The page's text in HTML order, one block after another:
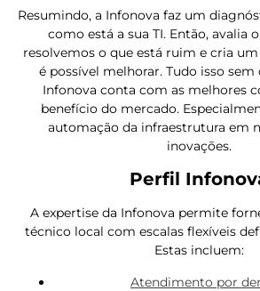
Resumindo, a Infonova faz um
como está a sua TI. Então, avalia
resolvemos o que está ruim e cria
é possível melhorar. Tudo isso sem
Infonova conta com as melhores
benefício do mercado.
automação da infraestrutura em
inovações.
Perfil
A expertise da Infonova permite
técnico local com escalas flexíveis
Estas incluem:
Atendimento por